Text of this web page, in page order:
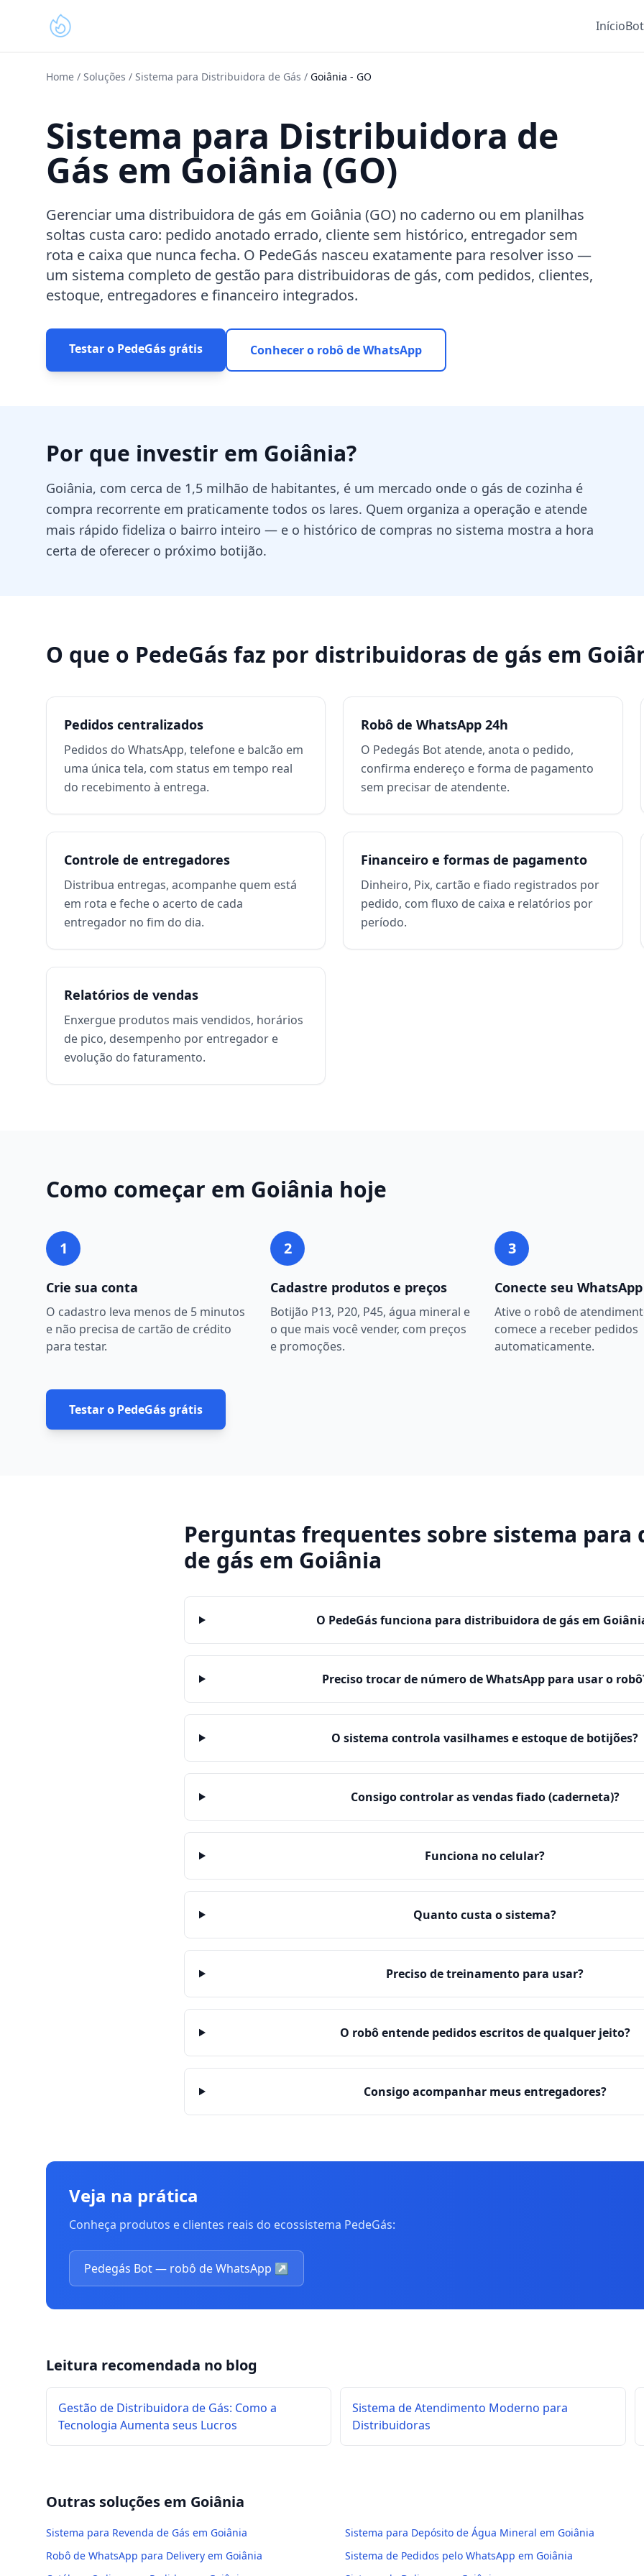
Início
Home / Soluções / Sistema para Distribuidora de Gás / Goiânia - GO
Sistema para Distribuidora de
Gás em Goiânia (GO)
Gerenciar uma distribuidora de gás em Goiânia (GO) no caderno ou em planilhas
soltas custa caro: pedido anotado errado, cliente sem histórico, entregador sem
rota e caixa que nunca fecha. O PedeGás nasceu exatamente para resolver isso —
um sistema completo de gestão para distribuidoras de gás, com pedidos, clientes,
estoque, entregadores e financeiro integrados.
Testar o PedeGás grátis Conhecer o robô de WhatsApp
Por que investir em Goiânia?
Goiânia, com cerca de 1,5 milhão de habitantes, é um mercado onde o gás de cozinha é
compra recorrente em praticamente todos os lares. Quem organiza a operação e atende
mais rápido fideliza o bairro inteiro — e o histórico de compras no sistema mostra a hora
certa de oferecer o próximo botijão.
O que o PedeGás faz por distribuidoras de gás em
Pedidos centralizados
Pedidos do WhatsApp, telefone e balcão em
uma única tela, com status em tempo real
do recebimento à entrega.
Robô de WhatsApp 24h
O Pedegás Bot atende, anota o pedido,
confirma endereço e forma de pagamento
sem precisar de atendente.
Controle de entregadores
Distribua entregas, acompanhe quem está
em rota e feche o acerto de cada
entregador no fim do dia.
Financeiro e formas de pagamento
Dinheiro, Pix, cartão e fiado registrados por
pedido, com fluxo de caixa e relatórios por
período.
Relatórios de vendas
Enxergue produtos mais vendidos, horários
de pico, desempenho por entregador e
evolução do faturamento.
Como começar em Goiânia hoje
1
Crie sua conta
O cadastro leva menos de 5 minutos
e não precisa de cartão de crédito
para testar.
2
Cadastre produtos e preços
Botijão P13, P20, P45, água mineral e
o que mais você vender, com preços
e promoções.
3
Conecte seu WhatsApp
Ative o robô de
comece a receber pedidos
automaticamente.
Testar o PedeGás grátis
Perguntas frequentes sobre sistema
de gás em Goiânia
O PedeGás funciona para distribuidora de gás em
Preciso trocar de número de WhatsApp para usar o
O sistema controla vasilhames e estoque de botijões?
Consigo controlar as vendas fiado (caderneta)?
Funciona no celular?
Quanto custa o sistema?
Preciso de treinamento para usar?
O robô entende pedidos escritos de qualquer jeito?
Consigo acompanhar meus entregadores?
Veja na prática
Conheça produtos e clientes reais do ecossistema PedeGás:
Pedegás Bot — robô de WhatsApp ↗
Leitura recomendada no blog
Gestão de Distribuidora de Gás: Como a
Tecnologia Aumenta seus Lucros
Sistema de Atendimento Moderno para
Distribuidoras
Outras soluções em Goiânia
Sistema para Revenda de Gás em Goiânia Sistema para Depósito de Água Mineral em Goiânia
Robô de WhatsApp para Delivery em Goiânia
Sistema de Pedidos pelo WhatsApp em Goiânia